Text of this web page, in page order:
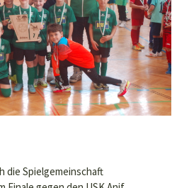
die Spielgemeinschaft